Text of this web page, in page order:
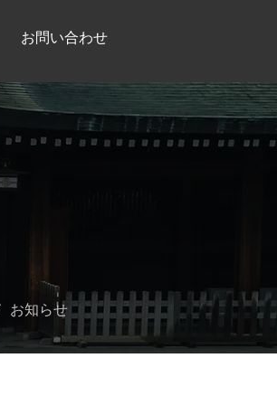
お問い合わせ
お知らせ